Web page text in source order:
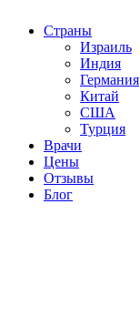
Страны
Израиль
Индия
Германия
Китай
США
Турция
Врачи
Цены
Отзывы
Блог